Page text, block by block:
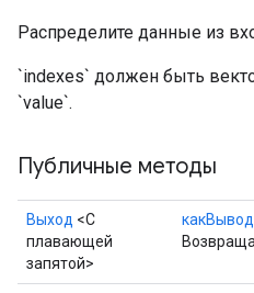
Распределите данные из
`indexes` должен быть
`value`.
Публичные методы
Выход <С
плавающей
запятой>
какВывод